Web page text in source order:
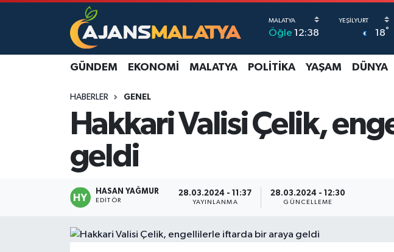
Öğle 12:38 18°
GÜNDEM EKONOMI MALATYA POLITIKA YAŞAM DÜNYA
HABERLER GENEL
Hakkari Valisi Çelik,
geldi
HASAN YAĞMUR
EDITÖR
28.03.2024 - 11:37
YAYINLANMA
28.03.2024 - 12:30
GÜNCELLEME
Gündem
Kültür & Sanat
Malatya Nöbetçi Eczaneler
TFF 3.Lig 2.Grup Puan Durumu ve Fikstür
Tüm Manşetler
Son Dakika Haberleri